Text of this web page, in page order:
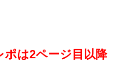
は2ページ目以降